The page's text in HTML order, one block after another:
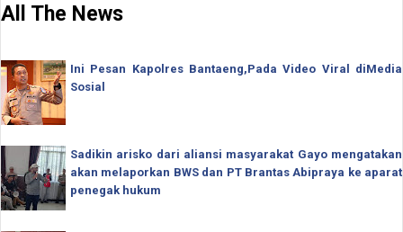
All The News
Ini Pesan Kapolres Bantaeng,Pada Video Viral diMedia
Sosial
Sadikin arisko dari aliansi masyarakat Gayo mengatakan
akan melaporkan BWS dan PT Brantas Abipraya ke aparat
penegak hukum